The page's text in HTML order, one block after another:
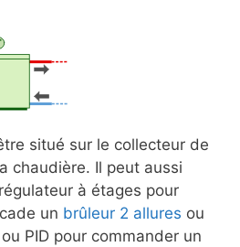
situé sur le collecteur de
chaudière. Il peut aussi
à étages pour
un brûleur 2 allures ou
PID pour commander un